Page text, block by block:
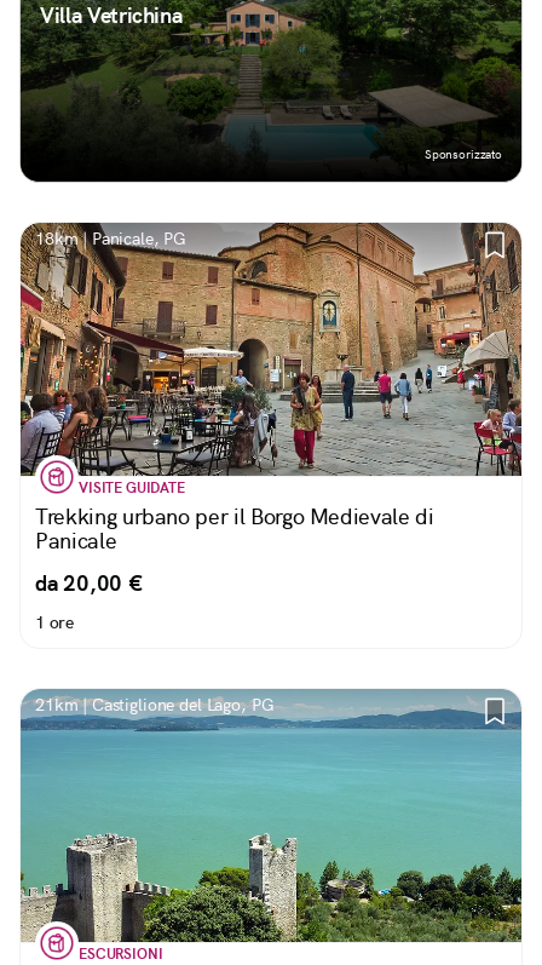
Villa Vetrichina
Sponsorizzato
18km | Panicale, PG
VISITE GUIDATE
Trekking urbano per il Borgo Medievale di
Panicale
da 20,00 €
1 ore
21km | Castiglione del Lago, PG
ESCURSIONI